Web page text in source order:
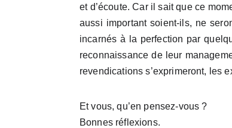
et d’écoute. Car il sait que ce
aussi important soient-ils, ne
incarnés à la perfection par
reconnaissance de leur
revendications s’exprimeront, les
Et vous, qu’en pensez-vous ?
Bonnes réflexions.